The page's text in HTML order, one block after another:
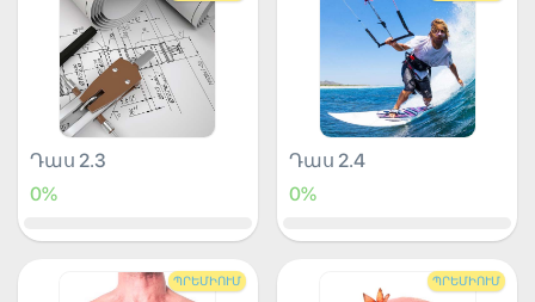
Դաս 2.3
0%
Դաս 2.4
0%
ՊՐԵՄԻՈՒՄ ՊՐԵՄԻՈՒՄ